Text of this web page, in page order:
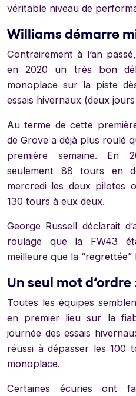
véritable niveau de
Williams démarre
Contrairement à l’an
en 2020 un très bon
monoplace sur la piste
essais hivernaux (deux
Au terme de cette
de Grove a déjà plus roulé
première semaine. En
seulement 88 tours en
mercredi les deux pilotes
130 tours à eux deux.
George Russell déclarait
roulage que la FW43
meilleure que la “regrettée”
Un seul mot
Toutes les équipes
en premier lieu sur la
journée des essais
réussi à dépasser les 100
monoplace.
Certaines écuries ont